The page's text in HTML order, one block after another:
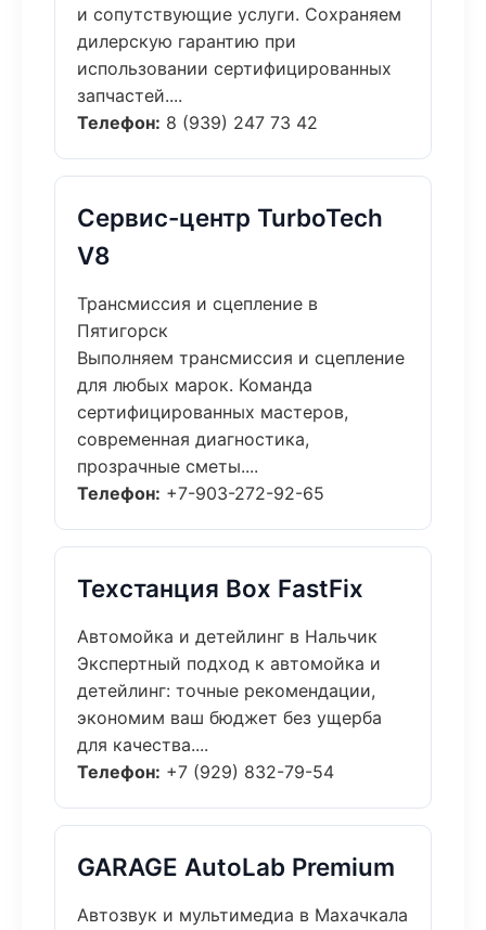
и сопутствующие услуги. Сохраняем
дилерскую гарантию при
использовании сертифицированных
запчастей....
Телефон: 8 (939) 247 73 42
Сервис-центр TurboTech
V8
Трансмиссия и сцепление в
Пятигорск
Выполняем трансмиссия и сцепление
для любых марок. Команда
сертифицированных мастеров,
современная диагностика,
прозрачные сметы....
Телефон: +7-903-272-92-65
Техстанция Box FastFix
Автомойка и детейлинг в Нальчик
Экспертный подход к автомойка и
детейлинг: точные рекомендации,
экономим ваш бюджет без ущерба
для качества....
Телефон: +7 (929) 832-79-54
GARAGE AutoLab Premium
Автозвук и мультимедиа в Махачкала